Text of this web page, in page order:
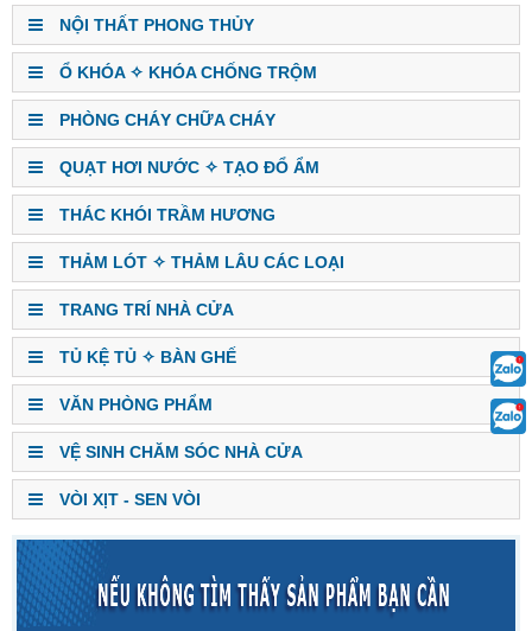
NỘI THẤT PHONG THỦY
Ổ KHÓA ✧ KHÓA CHỐNG TRỘM
PHÒNG CHÁY CHỮA CHÁY
QUẠT HƠI NƯỚC ✧ TẠO ĐỔ ẨM
THÁC KHÓI TRẦM HƯƠNG
THẢM LÓT ✧ THẢM LÂU CÁC LOẠI
TRANG TRÍ NHÀ CỬA
TỦ KỆ TỦ ✧ BÀN GHẾ
VĂN PHÒNG PHẨM
VỆ SINH CHĂM SÓC NHÀ CỬA
VÒI XỊT - SEN VÒI